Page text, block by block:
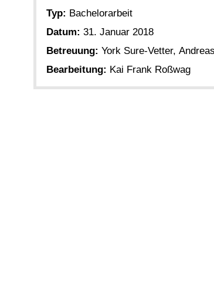
Typ: Bachelorarbeit
Datum: 31. Januar 2018
Betreuung: York Sure-Vetter,
Bearbeitung: Kai Frank Roßwag